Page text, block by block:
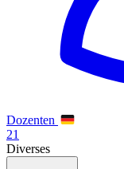
Dozenten
21
Diverses